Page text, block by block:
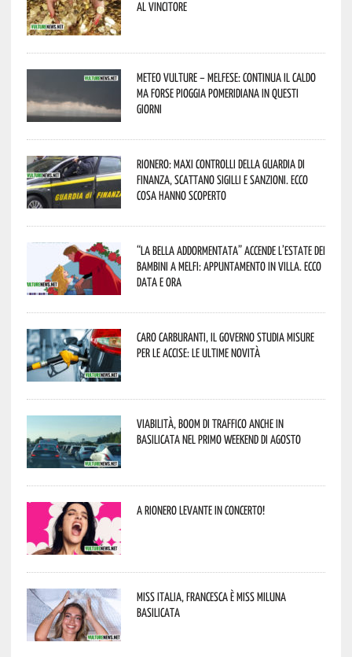
al vincitore
Meteo Vulture – melfese: continua il caldo
ma forse pioggia pomeridiana in questi
giorni
Rionero: maxi controlli della Guardia di
Finanza, scattano sigilli e sanzioni. Ecco
cosa hanno scoperto
“La Bella addormentata” accende l’estate dei
bambini a Melfi: appuntamento in Villa. Ecco
data e ora
Caro carburanti, il governo studia misure
per le accise: le ultime novità
Viabilità, boom di traffico anche in
Basilicata nel primo weekend di agosto
A Rionero Levante in concerto!
Miss Italia, Francesca è Miss Miluna
Basilicata